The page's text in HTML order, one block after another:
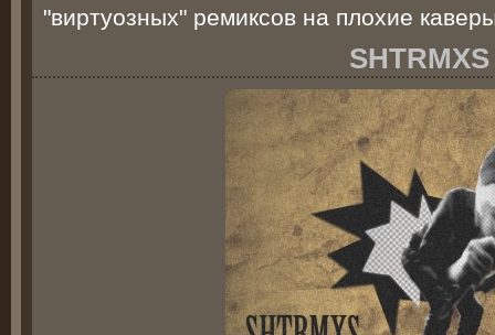
"виртуозных" ремиксов на плохие
SHTRMXS